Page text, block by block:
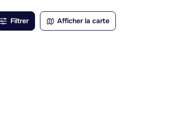
Filtrer Afficher la carte